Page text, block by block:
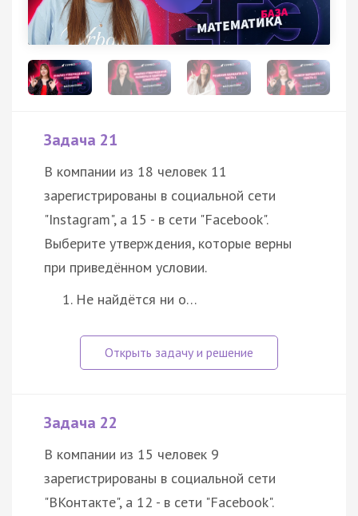
Задача 21
В компании из 18 человек 11
зарегистрированы в социальной сети
"Instagram", а 15 - в сети "Facebook".
Выберите утверждения, которые верны
при приведённом условии.
Не найдётся ни о…
Задача 22
В компании из 15 человек 9
зарегистрированы в социальной сети
"ВКонтакте", а 12 - в сети "Facebook".